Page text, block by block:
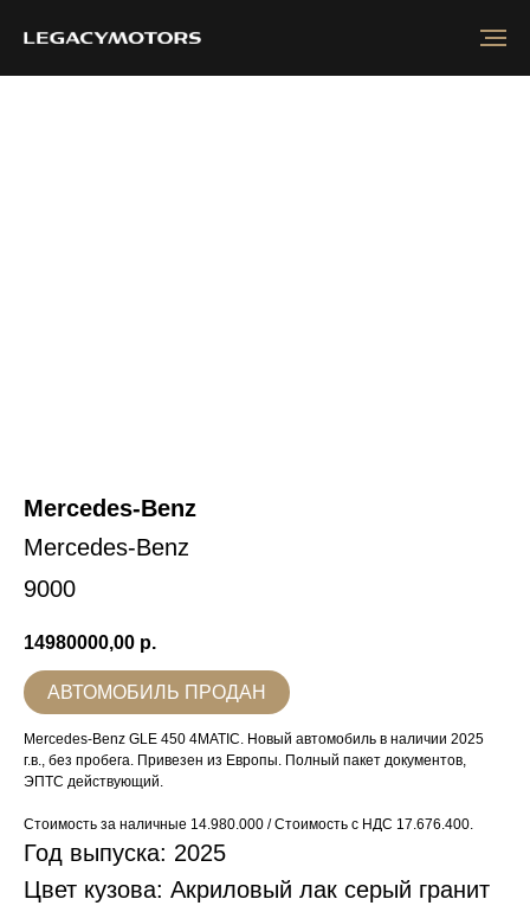
Mercedes-Benz
Mercedes-Benz
9000
14980000,00 р.
АВТОМОБИЛЬ ПРОДАН
Mercedes-Benz GLE 450 4MATIC. Новый автомобиль в наличии 2025
г.в., без пробега. Привезен из Европы. Полный пакет документов,
ЭПТС действующий.
Стоимость за наличные 14.980.000 / Стоимость с НДС 17.676.400.
Год выпуска: 2025
Цвет кузова: Акриловый лак серый гранит